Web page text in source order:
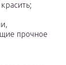
прочное